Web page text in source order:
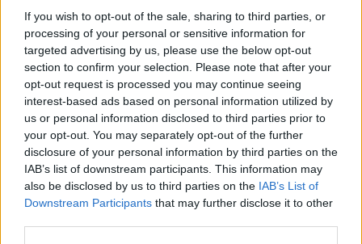
If you wish to opt-out of the sale, sharing to third parties, or
processing of your personal or sensitive information for
targeted advertising by us, please use the below opt-out
section to confirm your selection. Please note that after your
opt-out request is processed you may continue seeing
interest-based ads based on personal information utilized by
us or personal information disclosed to third parties prior to
your opt-out. You may separately opt-out of the further
disclosure of your personal information by third parties on the
IAB’s list of downstream participants. This information may
also be disclosed by us to third parties on the IAB’s List of
Downstream Participants that may further disclose it to other
Prorogata la possibilità di mantenere attivi i termosifoni fino a
domani, martedì 18 aprile
AREZZO —
Ad Arezzo è prorogata fino a domani l'accensione dei
riscaldamenti in considerazione del perdurare delle temperature
sotto la media stagionale.
Caldaie in funzione, quindi, fino a martedì 18 aprile compreso nel
limite delle sei ore giornaliere.